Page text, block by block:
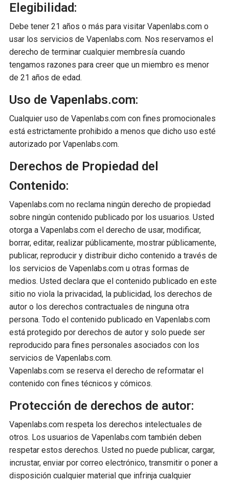
Elegibilidad:
Debe tener 21 años o más para visitar Vapenlabs.com o
usar los servicios de Vapenlabs.com. Nos reservamos el
derecho de terminar cualquier membresía cuando
tengamos razones para creer que un miembro es menor
de 21 años de edad.
Uso de Vapenlabs.com:
Cualquier uso de Vapenlabs.com con fines promocionales
está estrictamente prohibido a menos que dicho uso esté
autorizado por Vapenlabs.com.
Derechos de Propiedad del
Contenido:
Vapenlabs.com no reclama ningún derecho de propiedad
sobre ningún contenido publicado por los usuarios. Usted
otorga a Vapenlabs.com el derecho de usar, modificar,
borrar, editar, realizar públicamente, mostrar públicamente,
publicar, reproducir y distribuir dicho contenido a través de
los servicios de Vapenlabs.com u otras formas de
medios. Usted declara que el contenido publicado en este
sitio no viola la privacidad, la publicidad, los derechos de
autor o los derechos contractuales de ninguna otra
persona. Todo el contenido publicado en Vapenlabs.com
está protegido por derechos de autor y solo puede ser
reproducido para fines personales asociados con los
servicios de Vapenlabs.com.
Vapenlabs.com se reserva el derecho de reformatar el
contenido con fines técnicos y cómicos.
Protección de derechos de autor:
Vapenlabs.com respeta los derechos intelectuales de
otros. Los usuarios de Vapenlabs.com también deben
respetar estos derechos. Usted no puede publicar, cargar,
incrustar, enviar por correo electrónico, transmitir o poner a
disposición cualquier material que infrinja cualquier